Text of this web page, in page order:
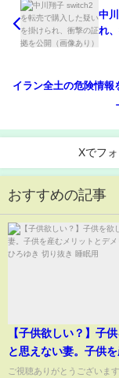
中
れ
イラン全土の危険情報
Xでフ
おすすめの記事
【子供欲しい？】子
と思えない妻。子供
ットとデメリットは
ご視聴ありがとうございま